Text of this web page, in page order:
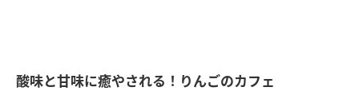
酸味と甘味に癒やされる！りんごのカフェ